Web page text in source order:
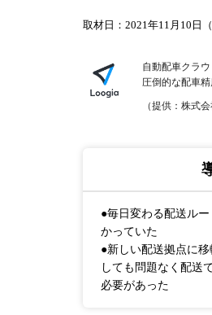
取材日：2021年11月10日
自動配車クラウ
圧倒的な配車
（提供：株式
●毎日変わる配送ル
かっていた
●新しい配送拠点に
しても問題なく配送
必要があった